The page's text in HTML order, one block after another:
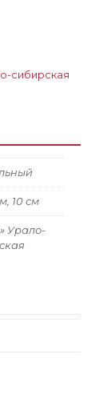
сибирская
10 см
Урало-